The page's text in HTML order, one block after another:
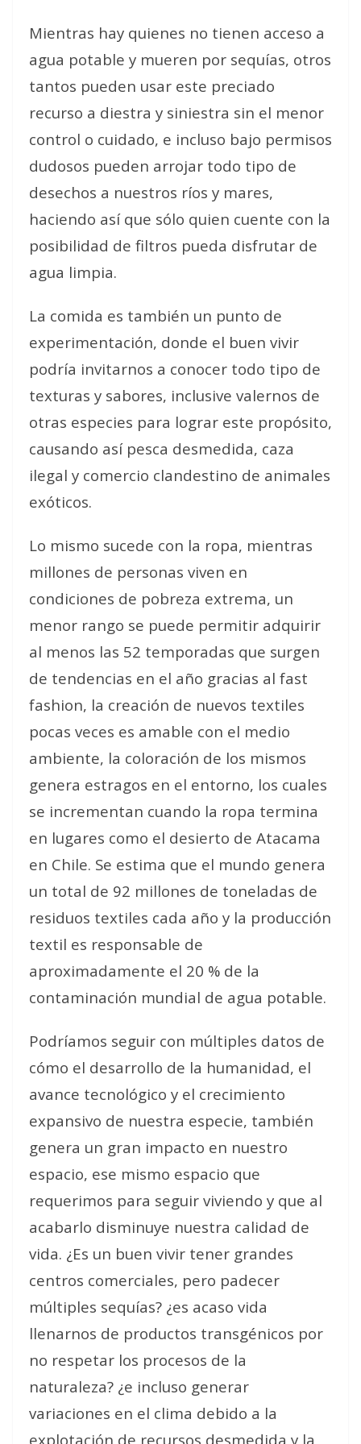
Mientras hay quienes no tienen acceso a
agua potable y mueren por sequías, otros
tantos pueden usar este preciado
recurso a diestra y siniestra sin el menor
control o cuidado, e incluso bajo permisos
dudosos pueden arrojar todo tipo de
desechos a nuestros ríos y mares,
haciendo así que sólo quien cuente con la
posibilidad de filtros pueda disfrutar de
agua limpia.
La comida es también un punto de
experimentación, donde el buen vivir
podría invitarnos a conocer todo tipo de
texturas y sabores, inclusive valernos de
otras especies para lograr este propósito,
causando así pesca desmedida, caza
ilegal y comercio clandestino de animales
exóticos.
Lo mismo sucede con la ropa, mientras
millones de personas viven en
condiciones de pobreza extrema, un
menor rango se puede permitir adquirir
al menos las 52 temporadas que surgen
de tendencias en el año gracias al fast
fashion, la creación de nuevos textiles
pocas veces es amable con el medio
ambiente, la coloración de los mismos
genera estragos en el entorno, los cuales
se incrementan cuando la ropa termina
en lugares como el desierto de Atacama
en Chile. Se estima que el mundo genera
un total de 92 millones de toneladas de
residuos textiles cada año y la producción
textil es responsable de
aproximadamente el 20 % de la
contaminación mundial de agua potable.
Podríamos seguir con múltiples datos de
cómo el desarrollo de la humanidad, el
avance tecnológico y el crecimiento
expansivo de nuestra especie, también
genera un gran impacto en nuestro
espacio, ese mismo espacio que
requerimos para seguir viviendo y que al
acabarlo disminuye nuestra calidad de
vida. ¿Es un buen vivir tener grandes
centros comerciales, pero padecer
múltiples sequías? ¿es acaso vida
llenarnos de productos transgénicos por
no respetar los procesos de la
naturaleza? ¿e incluso generar
variaciones en el clima debido a la
explotación de recursos desmedida y la